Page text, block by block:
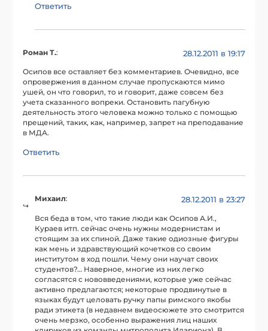
Ответить
Роман Т.: 28.12.2011 в 19:17
Осипов все оставляет без комментариев. Очевидно, все
опровержения в данном случае пропускаются мимо
ушей, он что говорил, то и говорит, даже совсем без
учета сказанного вопреки. Остановить пагубную
деятельность этого человека можно только с помощью
прещений, таких, как, например, запрет на преподавание
в МДА.
Ответить
Михаил: 28.12.2011 в 23:27
Вся беда в том, что такие люди как Осипов А.И.,
Кураев итп. сейчас очень нужны модернистам и
стоящим за их спиной. Даже такие одиозные фигуры
как мень и здравствующий кочетков со своим
институтом в ход пошли. Чему они научат своих
студентов?… Наверное, многие из них легко
согласятся с нововведениями, которые уже сейчас
активно предлагаются; некоторые продвинутые в
языках будут целовать ручку папы римского якобы
ради этикета (в недавнем видеосюжете это смотрится
очень мерзко, особенно выражения лиц наших